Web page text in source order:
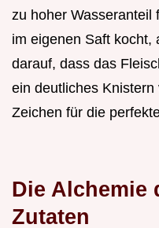
zu hoher Wasseranteil
im eigenen Saft kocht,
darauf, dass das
ein deutliches
Zeichen für die
Die Alchemie
Zutaten